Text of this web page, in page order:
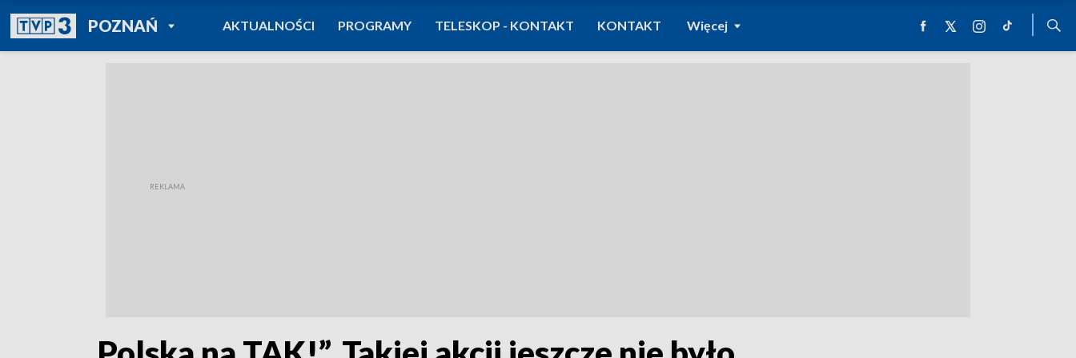
POZNAŃPOWRÓT DO
TVP REGIONY
AKTUALNOŚCI PROGRAMY TELESKOP - KONTAKT KONTAKT Więcej